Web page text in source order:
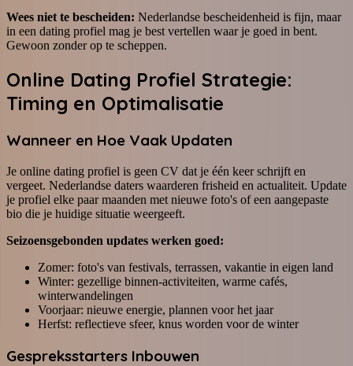
Wees niet te bescheiden: Nederlandse bescheidenheid is fijn, maar
in een dating profiel mag je best vertellen waar je goed in bent.
Gewoon zonder op te scheppen.
Online Dating Profiel Strategie:
Timing en Optimalisatie
Wanneer en Hoe Vaak Updaten
Je online dating profiel is geen CV dat je één keer schrijft en
vergeet. Nederlandse daters waarderen frisheid en actualiteit. Update
je profiel elke paar maanden met nieuwe foto's of een aangepaste
bio die je huidige situatie weergeeft.
Seizoensgebonden updates werken goed:
Zomer: foto's van festivals, terrassen, vakantie in eigen land
Winter: gezellige binnen-activiteiten, warme cafés,
winterwandelingen
Voorjaar: nieuwe energie, plannen voor het jaar
Herfst: reflectieve sfeer, knus worden voor de winter
Gespreksstarters Inbouwen